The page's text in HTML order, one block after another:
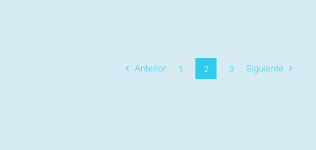
Anterior 1 2 3 Siguiente